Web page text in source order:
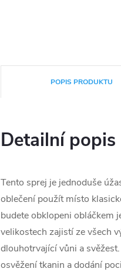
POPIS PRODUKTU
Detailní
Tento sprej je jednoduše
oblečení použít místo
budete obklopeni obláčkem
velikostech zajistí ze všech
dlouhotrvající vůni a
osvěžení tkanin a dodání